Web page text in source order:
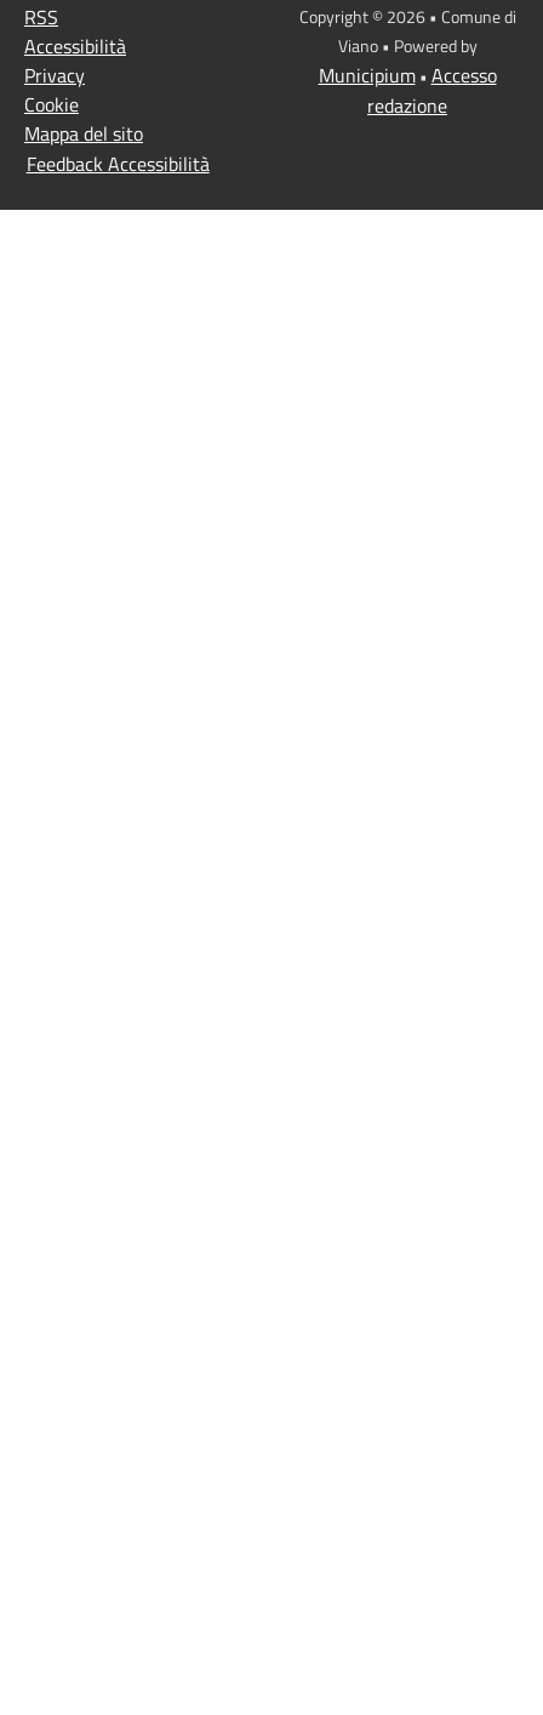
RSS
Accessibilità
Privacy
Cookie
Mappa del sito
Feedback Accessibilità
Copyright © 2026 • Comune di
Viano • Powered by
Municipium• Accesso
redazione